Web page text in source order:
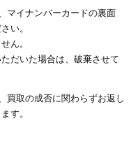
マイナンバーカードの裏面
い。
ん。
だいた場合は、破棄させて
買取の成否に関わらずお返し
す。